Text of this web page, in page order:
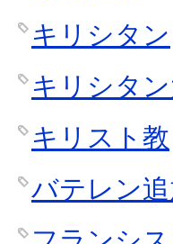
キリシタン
キリシタ
キリスト教
バテレン